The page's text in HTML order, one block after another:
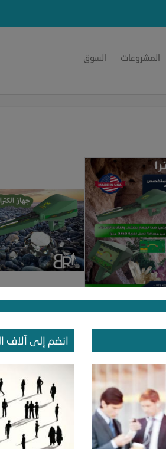
انضم إلى آلاف
المشروعات السوق
عن النوادر يمكنكم بسهولة التنقيب عن الألماس